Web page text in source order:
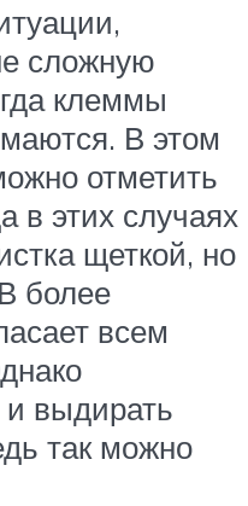
сложную
клеммы
В этом
отметить
в этих случаях
щеткой, но
более
всем
выдирать
так можно